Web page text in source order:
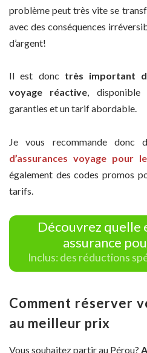
problème peut très vite se
avec des conséquences
d’argent!
Il est donc très important
voyage réactive, disponible
garanties et un tarif abordable.
Je vous recommande donc
d’assurances voyage pour
également des codes promos
tarifs.
Découvrez quelle
assurance
Inclus: des réductions
Comment réserver
au meilleur prix
Vous souhaitez partir au Pérou?